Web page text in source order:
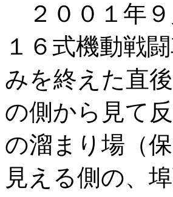
２００１年９
１６式機動戦
みを終えた直
の側から見て
の溜まり場（
見える側の、